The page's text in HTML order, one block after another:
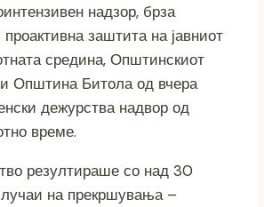
надзор, брза
заштита на јавниот
средина, Општинскиот
Општина Битола од вчера
дежурства надвор од
време.
резултираше со над 30
на прекршувања –